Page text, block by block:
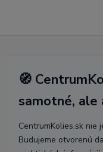
🧭
samotné, ale
CentrumKolies.sk nie
Budujeme otvorenú